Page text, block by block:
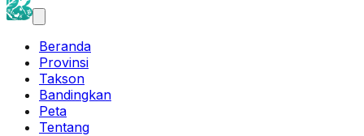
Beranda
Provinsi
Takson
Bandingkan
Peta
Tentang